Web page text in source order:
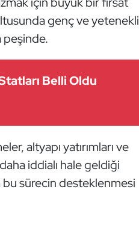
genç ve yetenekli
Belli Oldu
altyapı yatırımları ve
iddialı hale geldiği
bu sürecin desteklenmesi